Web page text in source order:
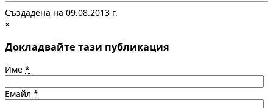
Създадена на 09.08.2013 г.
×
Докладвайте тази публикация
Име *
Емайл *